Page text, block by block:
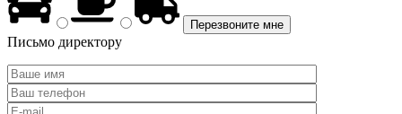
Письмо директору